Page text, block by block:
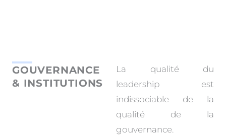
GOUVERNANCE
& INSTITUTIONS
La qualité du
leadership est
indissociable de la
qualité de la
gouvernance.